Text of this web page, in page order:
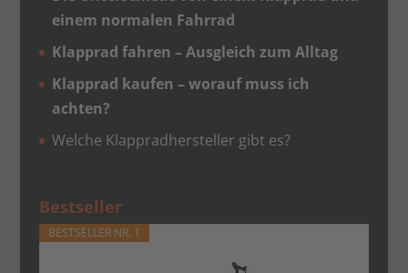
einem normalen Fahrrad
Klapprad fahren – Ausgleich zum Alltag
Klapprad kaufen – worauf muss ich
achten?
Welche Klappradhersteller gibt es?
Bestseller
BESTSELLER NR. 1